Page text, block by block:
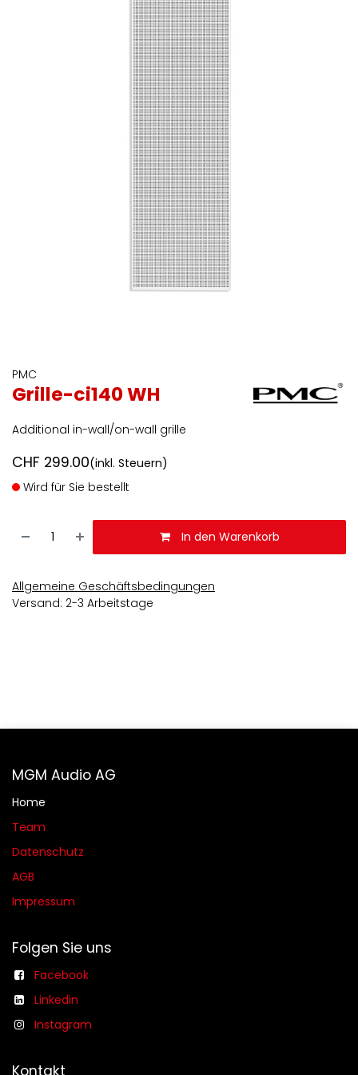
PMC
Grille-ci140 WH
Additional in-wall/on-wall grille
CHF 299.00(inkl. Steuern)
Wird für Sie bestellt
In den Warenkorb
Allgemeine Geschäftsbedingungen
Versand: 2-3 Arbeitstage
MGM Audio AG
Home
Team
Datenschutz
AGB​​
Impressum
Folgen Sie uns
Facebook
Linkedin
Instagram
Kontakt